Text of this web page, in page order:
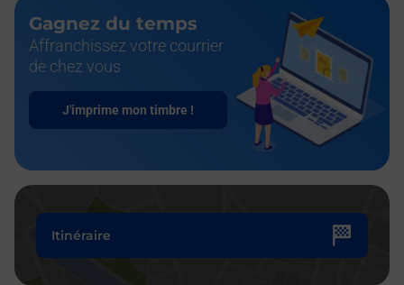
Gagnez du temps
Affranchissez votre courrier
de chez vous
J'imprime mon timbre !
Itinéraire